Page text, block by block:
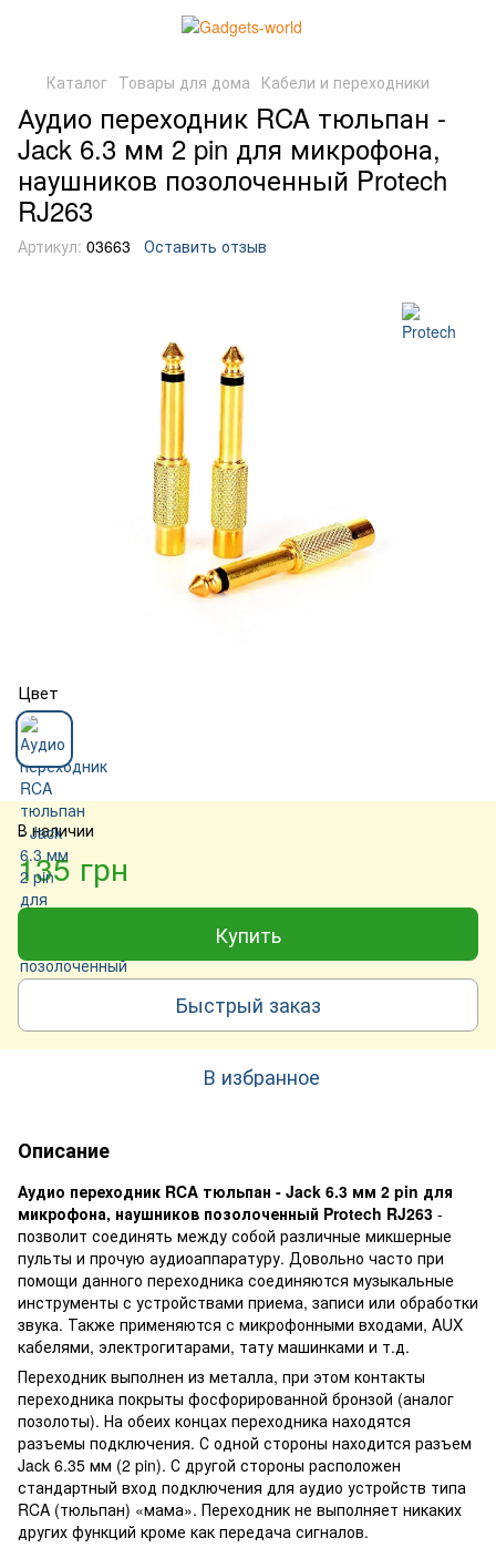
Каталог Товары для дома Кабели и переходники
Аудио переходник RCA тюльпан -
Jack 6.3 мм 2 pin для микрофона,
наушников позолоченный Protech
RJ263
Артикул: 03663 Оставить отзыв
Цвет
В наличии
135 грн
Купить
Быстрый заказ
В избранное
Описание
Аудио переходник RCA тюльпан - Jack 6.3 мм 2 pin для
микрофона, наушников позолоченный Protech RJ263 -
позволит соединять между собой различные микшерные
пульты и прочую аудиоаппаратуру. Довольно часто при
помощи данного переходника соединяются музыкальные
инструменты с устройствами приема, записи или обработки
звука. Также применяются с микрофонными входами, AUX
кабелями, электрогитарами, тату машинками и т.д.
Переходник выполнен из металла, при этом контакты
переходника покрыты фосфорированной бронзой (аналог
позолоты). На обеих концах переходника находятся
разъемы подключения. С одной стороны находится разъем
Jack 6.35 мм (2 pin). С другой стороны расположен
стандартный вход подключения для аудио устройств типа
RCA (тюльпан) «мама». Переходник не выполняет никаких
других функций кроме как передача сигналов.